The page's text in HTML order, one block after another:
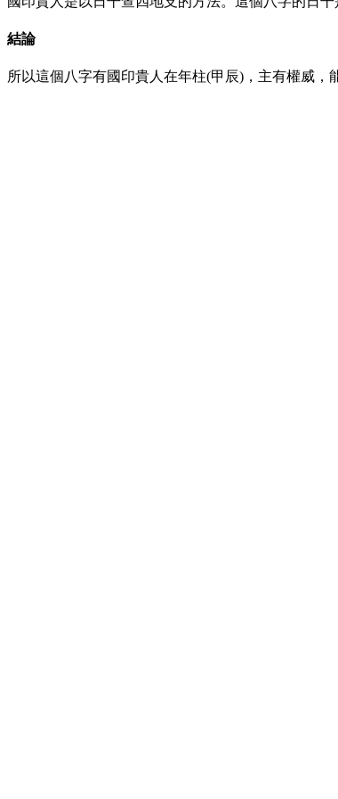
結論
所以這個八字有國印貴人在年柱(甲辰)，主有權威，